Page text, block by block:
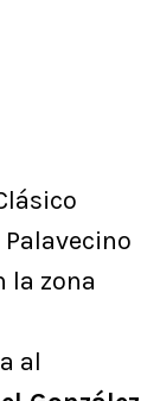
la zona
al